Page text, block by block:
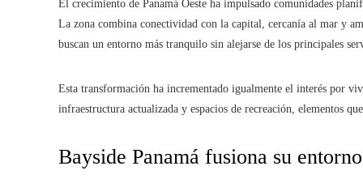
El crecimiento de Panamá Oeste ha impulsado comunidades
La zona combina conectividad con la capital, cercanía al mar y
buscan un entorno más tranquilo sin alejarse de los principales
Esta transformación ha incrementado igualmente el interés por
infraestructura actualizada y espacios de recreación, elementos
Bayside Panamá fusiona su